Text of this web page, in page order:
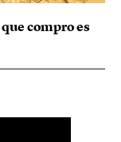
compro es